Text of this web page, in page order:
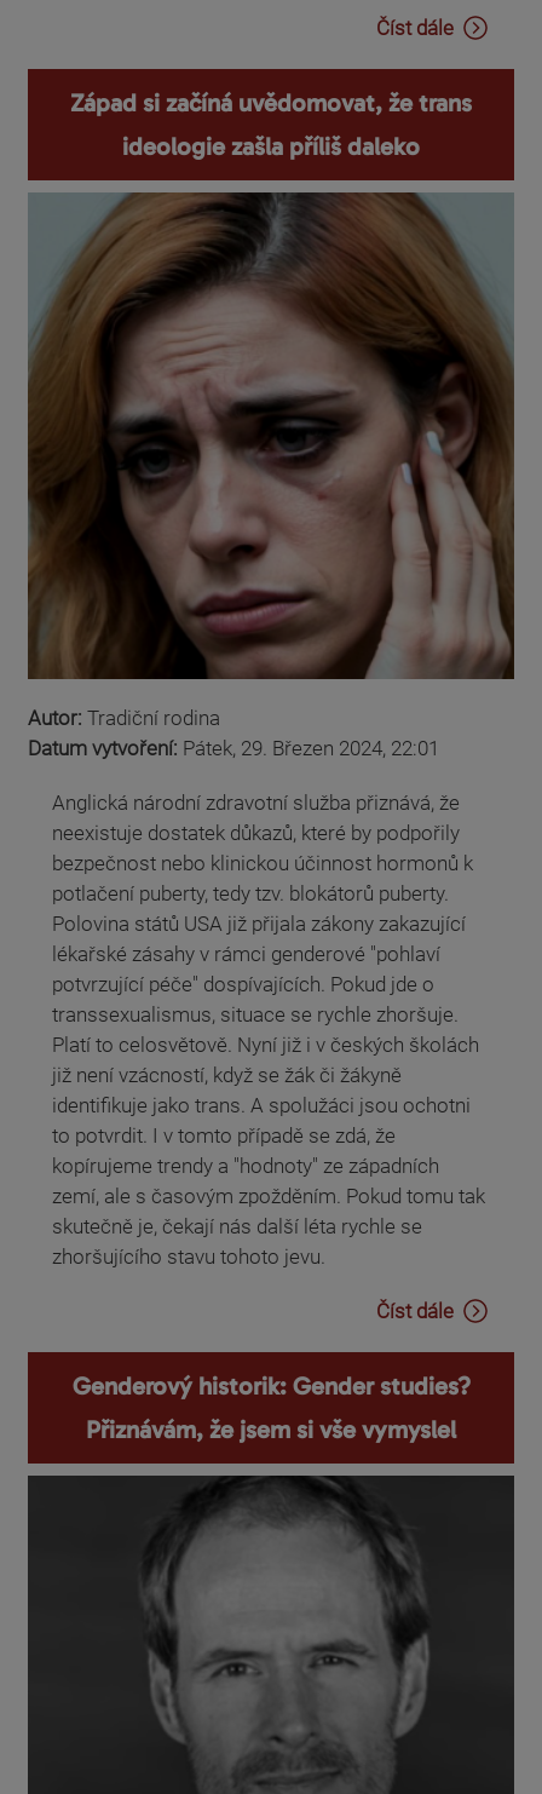
Číst dále
Západ si začíná uvědomovat, že trans
ideologie zašla příliš daleko
Autor: Tradiční rodina
Datum vytvoření: Pátek, 29. Březen 2024, 22:01
Anglická národní zdravotní služba přiznává, že
neexistuje dostatek důkazů, které by podpořily
bezpečnost nebo klinickou účinnost hormonů k
potlačení puberty, tedy tzv. blokátorů puberty.
Polovina států USA již přijala zákony zakazující
lékařské zásahy v rámci genderové "pohlaví
potvrzující péče" dospívajících. Pokud jde o
transsexualismus, situace se rychle zhoršuje.
Platí to celosvětově. Nyní již i v českých školách
již není vzácností, když se žák či žákyně
identifikuje jako trans. A spolužáci jsou ochotni
to potvrdit. I v tomto případě se zdá, že
kopírujeme trendy a "hodnoty" ze západních
zemí, ale s časovým zpožděním. Pokud tomu tak
skutečně je, čekají nás další léta rychle se
zhoršujícího stavu tohoto jevu.
Číst dále
Genderový historik: Gender studies?
Přiznávám, že jsem si vše vymyslel